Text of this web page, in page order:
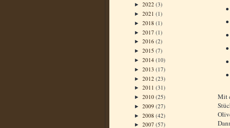
► 2022 (3)
► 2021 (1)
► 2018 (1)
► 2017 (1)
► 2016 (2)
► 2015 (7)
► 2014 (10)
► 2013 (17)
► 2012 (23)
► 2011 (31)
► 2010 (25)
► 2009 (27)
► 2008 (42)
► 2007 (57)
Mit